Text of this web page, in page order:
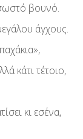
βουνό.
άγχους.
κάτι τέτοιο,
κι εσένα,